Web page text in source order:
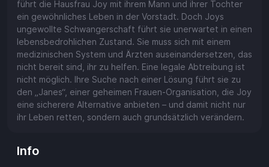
führt die Hausfrau Joy mit ihrem Mann und ihrer Tochter
ein gewöhnliches Leben in der Vorstadt. Doch Joys
ungewollte Schwangerschaft führt sie unerwartet in einen
lebensbedrohlichen Zustand. Sie muss sich mit einem
medizinischen System und Ärzten auseinandersetzen, das
nicht bereit sind, ihr zu helfen. Eine legale Abtreibung ist
nicht möglich. Ihre Suche nach einer Lösung führt sie zu
den „Janes“, einer geheimen Frauen-Organisation, die Joy
eine sicherere Alternative anbieten – und damit nicht nur
ihr Leben retten, sondern auch grundsätzlich verändern.
Info